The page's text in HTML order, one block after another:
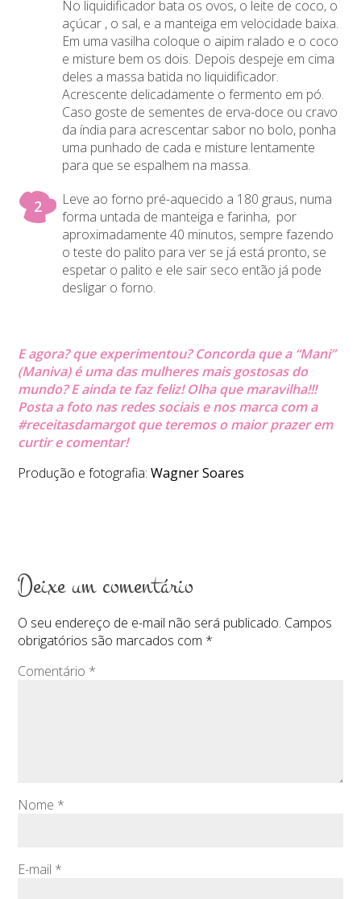
No liquidificador bata os ovos, o leite de coco, o
açúcar , o sal, e a manteiga em velocidade baixa.
Em uma vasilha coloque o aipim ralado e o coco
e misture bem os dois. Depois despeje em cima
deles a massa batida no liquidificador.
Acrescente delicadamente o fermento em pó.
Caso goste de sementes de erva-doce ou cravo
da índia para acrescentar sabor no bolo, ponha
uma punhado de cada e misture lentamente
para que se espalhem na massa.
Leve ao forno pré-aquecido a 180 graus, numa
forma untada de manteiga e farinha, por
aproximadamente 40 minutos, sempre fazendo
o teste do palito para ver se já está pronto, se
espetar o palito e ele sair seco então já pode
desligar o forno.
E agora? que experimentou? Concorda que a “Mani”
(Maniva) é uma das mulheres mais gostosas do
mundo? E ainda te faz feliz! Olha que maravilha!!!
Posta a foto nas redes sociais e nos marca com a
#receitasdamargot que teremos o maior prazer em
curtir e comentar!
Produção e fotografia:Wagner Soares
Deixe um comentário
O seu endereço de e-mail não será publicado. Campos
obrigatórios são marcados com *
Comentário *
Nome *
E-mail *